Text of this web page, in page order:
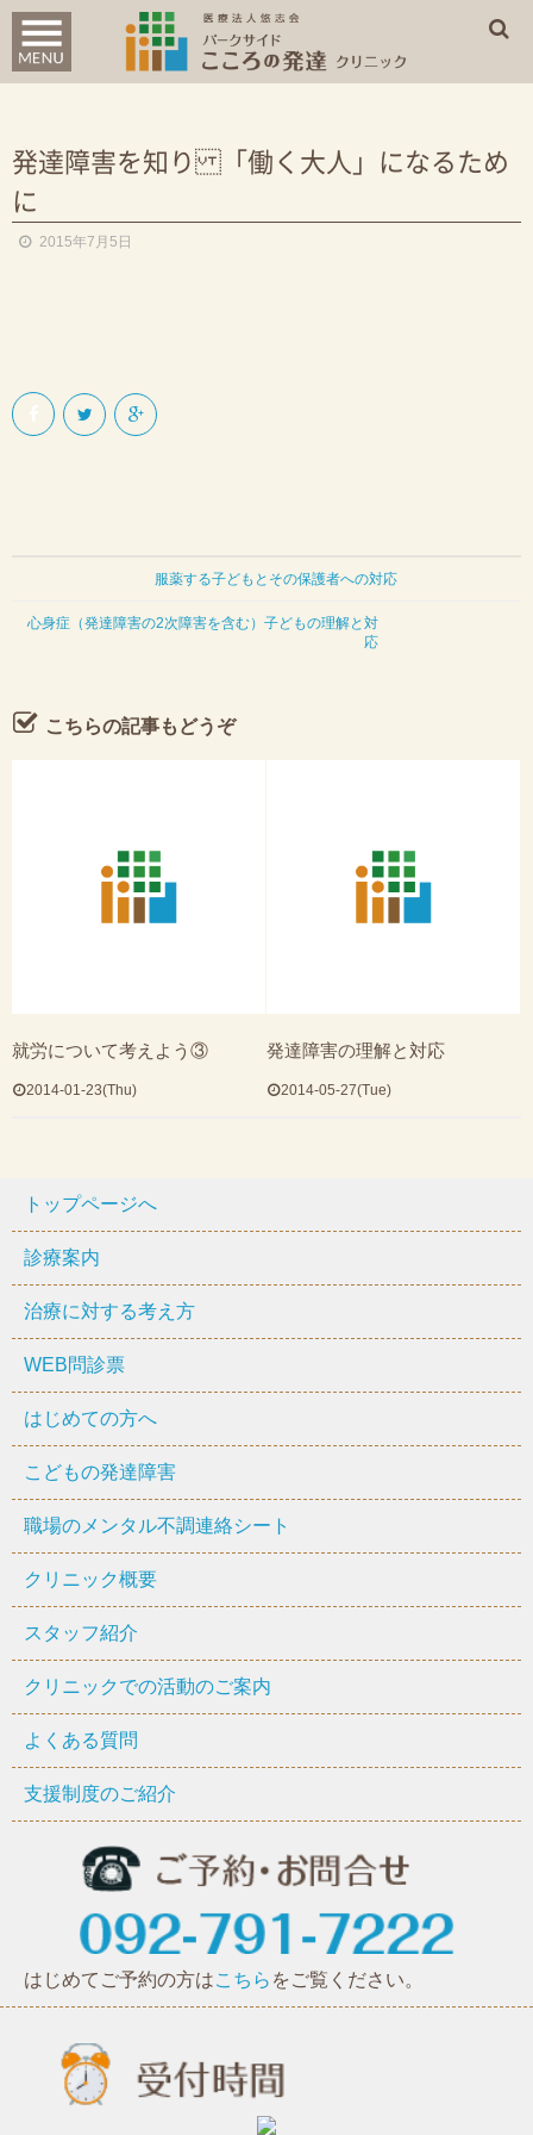
はじめての方へ
クリニック概要
WEB問診票
発達障害を知り 「働く大人」になるため
に
2015年7月5日
服薬する子どもと その保護者への対応
心身症 （発達障害の2次障害を含む）子どもの理解と対
応
こちらの記事もどうぞ
就労について考えよう③
2014-01-23(Thu)
発達障害の理解と対応
2014-05-27(Tue)
トップページへ
診療案内
治療に対する考え方
WEB問診票
はじめての方へ
こどもの発達障害
職場のメンタル不調連絡シート
クリニック概要
スタッフ紹介
クリニックでの活動のご案内
よくある質問
支援制度のご紹介
はじめてご予約の方はこちら をご覧ください。